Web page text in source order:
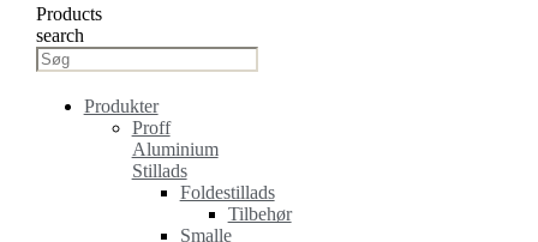
Products
search
Produkter
Proff
Aluminium
Stillads
Foldestillads
Tilbehør
Smalle